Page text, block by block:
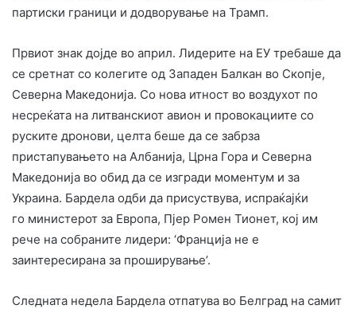
партиски граници и додворување на Трамп.
Првиот знак дојде во април. Лидерите на ЕУ требаше да
се сретнат со колегите од Западен Балкан во Скопјe,
Северна Македонија. Со нова итност во воздухот по
несреќата на литванскиот авион и провокациите со
руските дронови, целта беше да се забрза
пристапувањето на Албанија, Црна Гора и Северна
Македонија во обид да се изгради моментум и за
Украина. Бардела одби да присуствува, испраќајќи
го министерот за Европа, Пјер Ромен Тионет, кој им
рече на собраните лидери: ‘Франција не е
заинтересирана за проширување’.
Следната недела Бардела отпатува во Белград на самит